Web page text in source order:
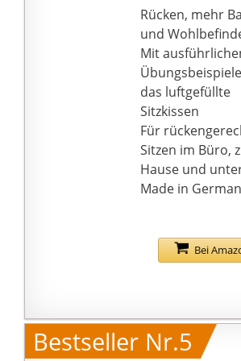
VIELSEITIG
Von klassischem
Einsatz als
auf dem
hin als
für funktionelles
Training ist das
BODYMATE
Ballsitzkissen
ist ohne
geeignet.
INKLUSIVE
Ballsitzkissen
einer einfach zu
nutzenden
Rücken, mehr
und
Mit
das luftgefüllte
Sitzkissen
Für
Sitzen im Büro,
Hause und
Made in
Bei
Bestseller Nr.5